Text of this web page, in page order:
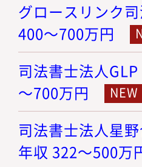
グロースリンク
400～700万円
司法書士法人
～700万円
司法書士法人星
年収 322～500万